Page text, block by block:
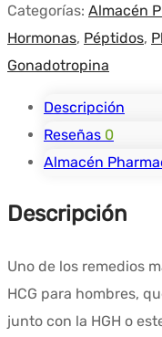
Categorías: Almacén
Hormonas, Péptidos,
Gonadotropina
Descripción
Reseñas 0
Almacén
Descripción
Uno de los remedios
HCG para hombres,
junto con la HGH o